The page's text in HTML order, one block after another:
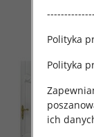
Polityka
Polityka
ich